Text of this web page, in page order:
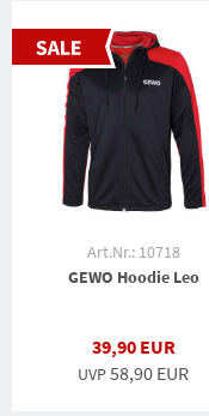
Art.Nr.: 10718
GEWO Hoodie Leo
39,90 EUR
UVP58,90 EUR